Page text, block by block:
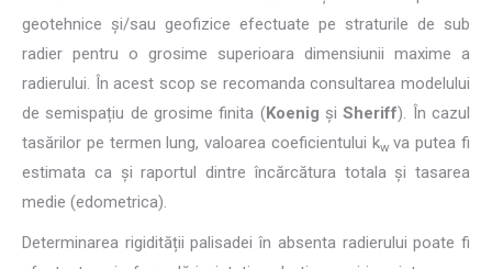
geotehnice și/sau geofizice efectuate pe straturile de sub
radier pentru o grosime superioara dimensiunii maxime a
radierului. În acest scop se recomanda consultarea modelului
de semispațiu de grosime finita (Koenig șiSheriff). În cazul
tasărilor pe termen lung, valoarea coeficientului kwva putea fi
estimata ca și raportul dintre încărcătura totala și tasarea
medie (edometrica).
Determinarea rigidității palisadei în absenta radierului poate fi